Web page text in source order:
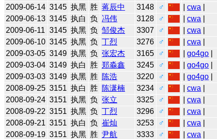
2009-06-14 3145 执黑 胜 蒋辰中 3148 ♂ |cwa
2009-06-13 3145 执白 负 冯伟 3128 ♂ |cwa
2009-06-11 3145 执黑 负 邹俊杰 3307 ♂ |cwa
2009-06-10 3145 执黑 负 丁烈 3276 ♂ |cwa
2009-03-05 3149 执黑 负 张宏杰 3165 ♂ |go4go
2009-03-04 3149 执白 胜 郑淼鑫 3245 ♂ |go4go
2009-03-03 3149 执黑 胜 陈浩 3220 ♂ |go4go
2008-09-25 3151 执白 胜 陈潇楠 3234 ♂ |cwa
2008-09-24 3151 执黑 负 张立 3325 ♂ |cwa
2008-09-22 3151 执黑 负 丁烈 3296 ♂ |cwa
2008-09-21 3151 执白 负 崔灿 3253 ♂ |cwa
2008-09-19 3151 执黑 胜 尹航 3333 ♂ |cwa